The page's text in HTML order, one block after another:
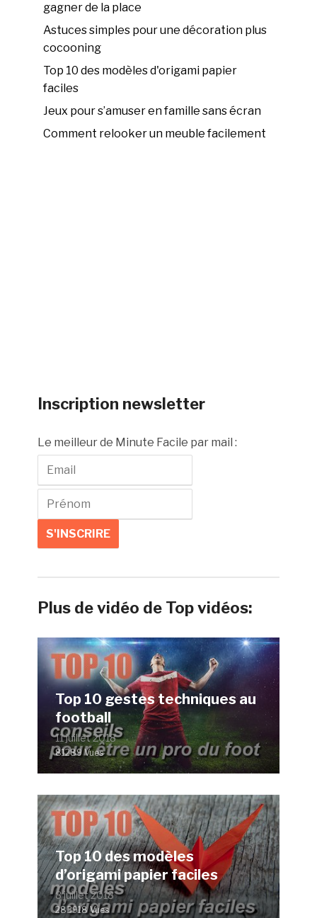
gagner de la place
Astuces simples pour une décoration plus
cocooning
Top 10 des modèles d'origami papier
faciles
Jeux pour s’amuser en famille sans écran
Comment relooker un meuble facilement
Inscription newsletter
Le meilleur de Minute Facile par mail :
Plus de vidéo de Top vidéos:
Top 10 gestes techniques au
football
11 juillet 2018
81289 Vues
Top 10 des modèles
d’origami papier faciles
8 juillet 2018
283918 Vues